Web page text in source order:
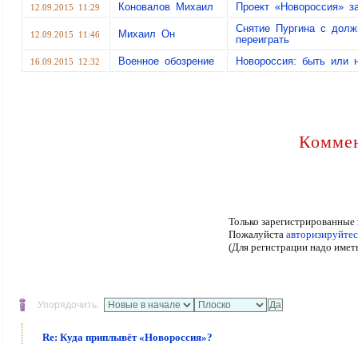
12.09.2015 11:29 Коновалов Михаил Проект «Новороссия»
12.09.2015 11:46 Михаил Он
Снятие Пургина с
переиграть
16.09.2015 12:32 Военное обозрение Новороссия: быть или
Только
Пожалуйста
(Для регистрации надо
Упорядочить:
Re: Куда приплывёт «Новороссия»?